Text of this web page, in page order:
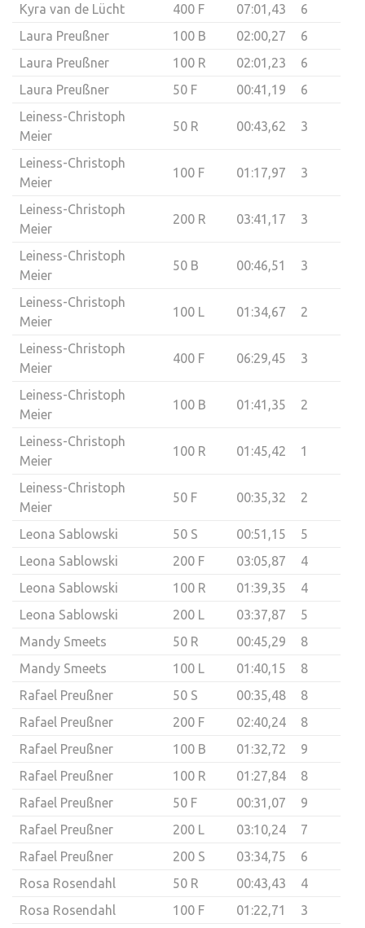
Kyra van de Lücht
400 F 07:01,43
6
Laura Preußner
100 B 02:00,27
6
Laura Preußner
100 R 02:01,23
6
Laura Preußner
50 F 00:41,19
6
Leiness-Christoph
Meier
50 R 00:43,62 3
Leiness-Christoph
Meier
100 F 01:17,97 3
Leiness-Christoph
Meier
200 R 03:41,17 3
Leiness-Christoph
Meier
50 B 00:46,51 3
Leiness-Christoph
Meier
100 L 01:34,67 2
Leiness-Christoph
Meier
400 F 06:29,45 3
Leiness-Christoph
Meier
100 B 01:41,35 2
Leiness-Christoph
Meier
100 R 01:45,42 1
Leiness-Christoph
Meier
50 F 00:35,32 2
Leona Sablowski 50 S 00:51,15
5
Leona Sablowski
200 F 03:05,87
4
Leona Sablowski
100 R 01:39,35
4
Leona Sablowski
200 L 03:37,87
5
Mandy Smeets
50 R 00:45,29
8
Mandy Smeets
100 L 01:40,15
8
Rafael Preußner
50 S 00:35,48
8
Rafael Preußner
200 F 02:40,24
8
Rafael Preußner
100 B 01:32,72
9
Rafael Preußner
100 R 01:27,84
8
Rafael Preußner
50 F 00:31,07
9
Rafael Preußner
200 L 03:10,24
7
Rafael Preußner
200 S 03:34,75
6
Rosa Rosendahl
50 R 00:43,43
4
Rosa Rosendahl
100 F 01:22,71
3